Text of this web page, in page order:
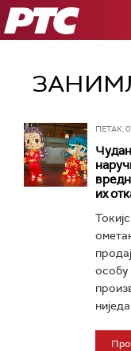
РТС
ПЕТАК,
их
особу